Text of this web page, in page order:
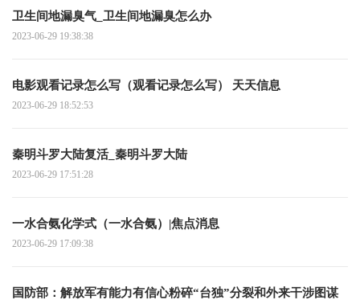
卫生间地漏臭气_卫生间地漏臭怎么办
2023-06-29 19:38:38
电影观看记录怎么写（观看记录怎么写） 天天信息
2023-06-29 18:52:53
秦明斗罗大陆复活_秦明斗罗大陆
2023-06-29 17:51:28
一水合氨化学式（一水合氨）|焦点消息
2023-06-29 17:09:38
国防部：解放军有能力有信心粉碎“台独”分裂和外来干涉图谋